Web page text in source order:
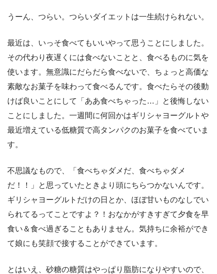
うーん、つらい。つらいダイエットは一生続けられない。
最近は、いっそ食べてもいいやって思うことにしました。
その代わり夜遅くには食べないことと、食べるものに気を
使います。無意識にだらだら食べないで、ちょっと高価な
素敵なお菓子を味わって食べるんです。食べたらその後動
けば良いことにして「ああ食べちゃった…」と後悔しない
ことにしました。一週間に何回かはギリシャヨーグルトや
最近増えている低糖質で高タンパクのお菓子を食べていま
す。
不思議なもので、「食べちゃダメだ、食べちゃダメ
だ！！」と思っていたときより頭にちらつかないんです。
ギリシャヨーグルトだけの日とか、ほぼ甘いものなしでい
られてるってことですよ？！おなかがすきすぎて夕食を早
食い＆食べ過ぎることもありません。気持ちに余裕ができ
て娘にも笑顔で接することができています。
とはいえ、砂糖の糖質はやっぱり脂肪になりやすいので、